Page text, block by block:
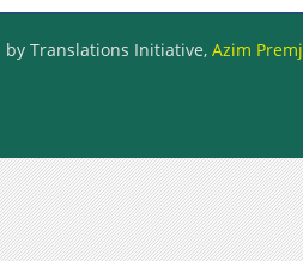
Translations Initiative, Azim